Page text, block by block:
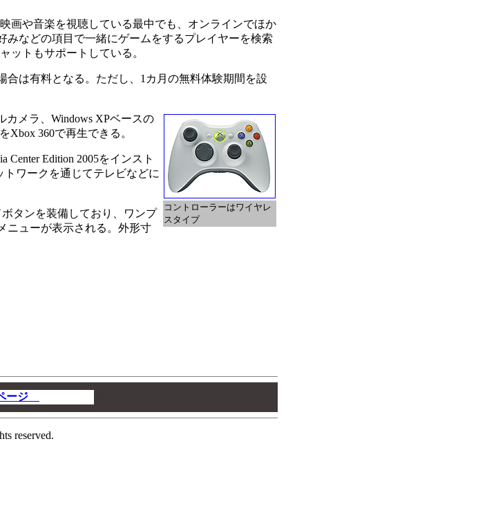
画や音楽を視聴している最中でも、オンラインでほか
などの項目で一緒にゲームをするプレイヤーを検索
ットもサポートしている。
は有料となる。ただし、1カ月の無料体験期間を設
コントローラーはワイヤレ
スタイプ
メラ、Windows XPベースの
360で再生できる。
Edition 2005をインスト
ワークを通じてテレビなどに
タンを装備しており、ワンプ
ニューが表示される。外形寸
ージ
reserved.